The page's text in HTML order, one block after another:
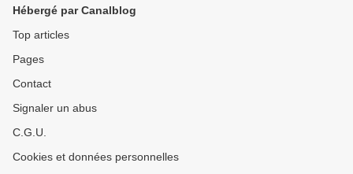
Hébergé par Canalblog
Top articles
Pages
Contact
Signaler un abus
C.G.U.
Cookies et données personnelles